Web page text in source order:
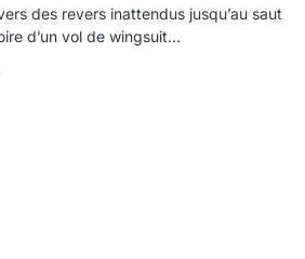
des revers inattendus jusqu’au saut
d’un vol de wingsuit…